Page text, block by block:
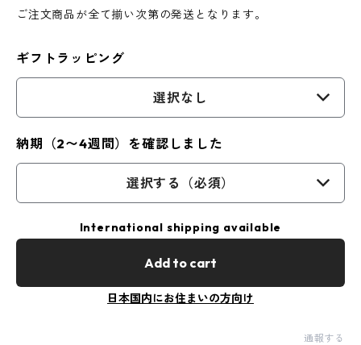
ご注文商品が全て揃い次第の発送となります。
ギフトラッピング
選択なし
納期（2〜4週間）を確認しました
選択する（必須）
International shipping available
Add to cart
日本国内にお住まいの方向け
通報する